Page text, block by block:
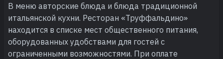
В меню авторские блюда и блюда традиционной
итальянской кухни. Ресторан «Труффальдино»
находится в списке мест общественного питания,
оборудованных удобствами для гостей с
ограниченными возможностями. При оплате